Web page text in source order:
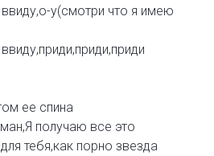
у(смотри что я имею
ее спина
получаю все это
тебя,как порно звезда